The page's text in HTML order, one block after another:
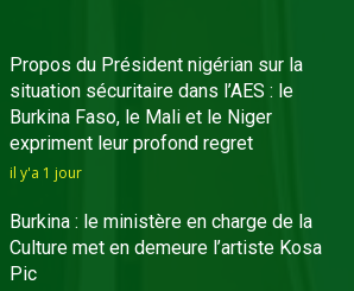
Propos du Président nigérian sur la
situation sécuritaire dans l’AES : le
Burkina Faso, le Mali et le Niger
expriment leur profond regret
il y'a 1 jour
Burkina : le ministère en charge de la
Culture met en demeure l’artiste Kosa
Pic